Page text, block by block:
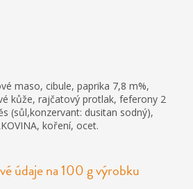
maso, cibule, paprika 7,8 m%,
kůže, rajčatový protlak, feferony 2
(sůl,konzervant: dusitan sodný),
koření, ocet.
údaje na 100 g výrobku